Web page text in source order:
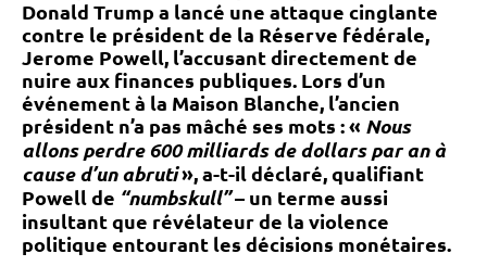
Donald Trump a lancé une attaque cinglante
contre le président de la Réserve fédérale,
Jerome Powell, l’accusant directement de
nuire aux finances publiques. Lors d’un
événement à la Maison Blanche, l’ancien
président n’a pas mâché ses mots : « Nous
allons perdre 600 milliards de dollars par an à
cause d’un abruti», a-t-il déclaré, qualifiant
Powell de “numbskull”– un terme aussi
insultant que révélateur de la violence
politique entourant les décisions monétaires.